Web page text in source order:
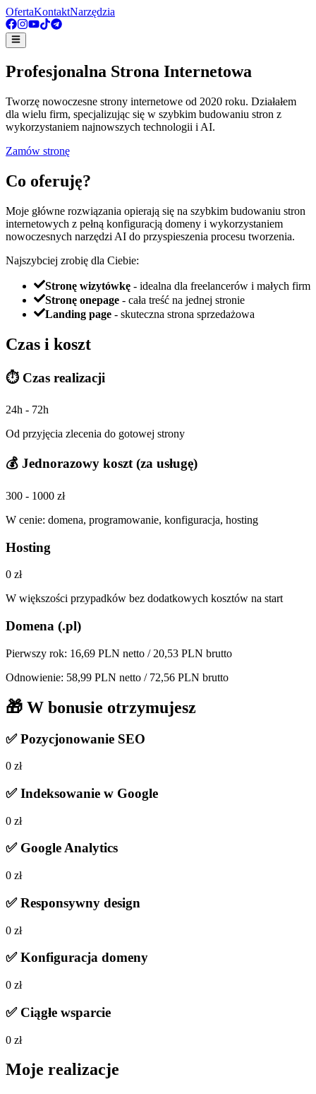
OfertaKontaktNarzędzia
Profesjonalna Strona Internetowa
Tworzę nowoczesne strony internetowe od 2020 roku. Działałem
dla wielu firm, specjalizując się w szybkim budowaniu stron z
wykorzystaniem najnowszych technologii i AI.
Zamów stronę
Co oferuję?
Moje główne rozwiązania opierają się na szybkim budowaniu stron
internetowych z pełną konfiguracją domeny i wykorzystaniem
nowoczesnych narzędzi AI do przyspieszenia procesu tworzenia.
Najszybciej zrobię dla Ciebie:
Stronę wizytówkę - idealna dla freelancerów i małych firm
Stronę onepage - cała treść na jednej stronie
Landing page - skuteczna strona sprzedażowa
Czas i koszt
⏱️ Czas realizacji
24h - 72h
Od przyjęcia zlecenia do gotowej strony
💰 Jednorazowy koszt (za usługę)
300 - 1000 zł
W cenie: domena, programowanie, konfiguracja, hosting
Hosting
0 zł
W większości przypadków bez dodatkowych kosztów na start
Domena (.pl)
Pierwszy rok: 16,69 PLN netto / 20,53 PLN brutto
Odnowienie: 58,99 PLN netto / 72,56 PLN brutto
🎁 W bonusie otrzymujesz
✅Pozycjonowanie SEO
0 zł
✅Indeksowanie w Google
0 zł
✅ Google Analytics
0 zł
✅Responsywny design
0 zł
✅Konfiguracja domeny
0 zł
✅ Ciągłe wsparcie
0 zł
Moje realizacje